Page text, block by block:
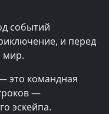
событий
и перед
мир.
это командная
—
эскейпа.